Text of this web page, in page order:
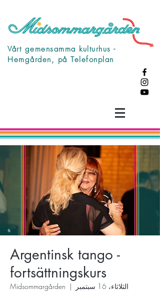
Vårt gemensamma kulturhus -
Hemgården, på Telefonplan
Argentinsk tango -
fortsättningskurs
الثلاثاء، 16 سبتمبر
  |
Midsommargården